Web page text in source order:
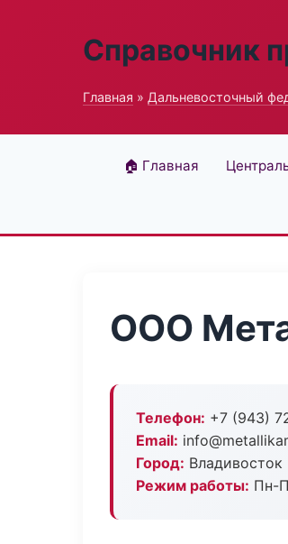
Справочник
Главная » Дальневосточный
🏠 Главная
ООО
Телефон: +7 (943)
Email:
Город: Владивосток
Режим работы: Пн-